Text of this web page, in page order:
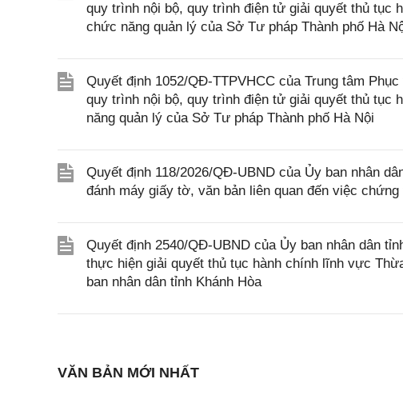
quy trình nội bộ, quy trình điện tử giải quyết thủ tục
chức năng quản lý của Sở Tư pháp Thành phố Hà
Quyết định 1052/QĐ-TTPVHCC của Trung tâm
quy trình nội bộ, quy trình điện tử giải quyết thủ tục
năng quản lý của Sở Tư pháp Thành phố Hà Nội
Quyết định 118/2026/QĐ-UBND của Ủy ban nhân
đánh máy giấy tờ, văn bản liên quan đến việc
Quyết định 2540/QĐ-UBND của Ủy ban nhân dân
thực hiện giải quyết thủ tục hành chính lĩnh vực
ban nhân dân tỉnh Khánh Hòa
VĂN BẢN MỚI NHẤT